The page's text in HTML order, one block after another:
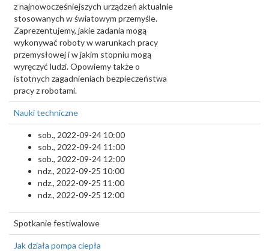
z najnowocześniejszych urządzeń aktualnie
stosowanych w światowym przemyśle.
Zaprezentujemy, jakie zadania mogą
wykonywać roboty w warunkach pracy
przemysłowej i w jakim stopniu mogą
wyręczyć ludzi. Opowiemy także o
istotnych zagadnieniach bezpieczeństwa
pracy z robotami.
Nauki techniczne
sob., 2022-09-24 10:00
sob., 2022-09-24 11:00
sob., 2022-09-24 12:00
ndz., 2022-09-25 10:00
ndz., 2022-09-25 11:00
ndz., 2022-09-25 12:00
Spotkanie festiwalowe
Jak działa pompa ciepła